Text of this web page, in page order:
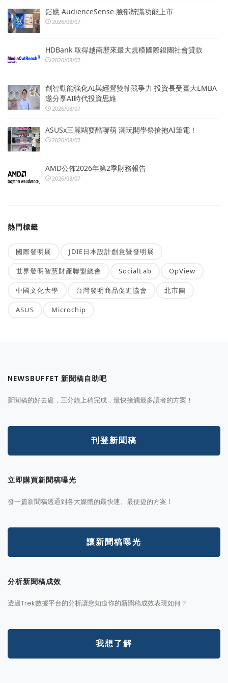
鎧應 AudienceSense 臉部辨識功能上市
2026/08/07
HDBank 取得越南歷來最大規模國際銀團社會貸款
2026/08/07
創智動能強化AI與經營雙軸競爭力 投資長受臺大EMBA
邀分享AI時代投資思維
2026/08/07
ASUSx三麗鷗耍酷聯萌 潮玩開學祭搶抱AI筆電！
2026/08/07
AMD公佈2026年第2季財務報告
2026/08/07
熱門標籤
國際發明展 JDIE日本設計創意暨發明展
世界發明智慧財產聯盟總會 SocialLab OpView
中國文化大學 台灣發明商品促進協會 北市圖
ASUS Microchip
NEWSBUFFET 新聞稿自助吧
新聞稿的好去處，三分鐘上稿完成，最快接觸最多讀者的方案！
刊登新聞稿
立即購買新聞稿曝光
發一篇新聞稿透通到各大媒體的最快速、最便捷的方案！
讓新聞稿曝光
分析新聞稿成效
透過Trek數據平台的分析讓您知道你的新聞稿成效表現如何？
我想了解